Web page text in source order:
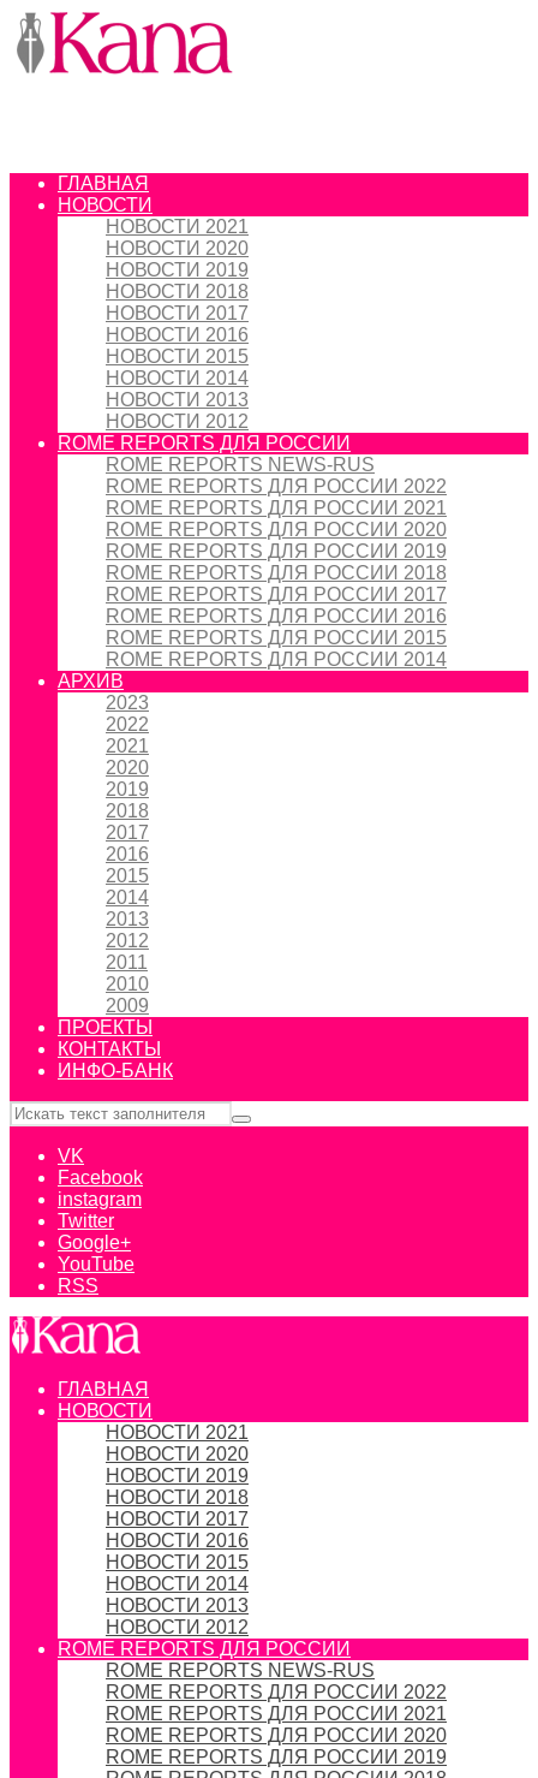
ГЛАВНАЯ
НОВОСТИ
НОВОСТИ 2021
НОВОСТИ 2020
НОВОСТИ 2019
НОВОСТИ 2018
НОВОСТИ 2017
НОВОСТИ 2016
НОВОСТИ 2015
НОВОСТИ 2014
НОВОСТИ 2013
НОВОСТИ 2012
ROME REPORTS ДЛЯ РОССИИ
ROME REPORTS NEWS-RUS
ROME REPORTS ДЛЯ РОССИИ 2022
ROME REPORTS ДЛЯ РОССИИ 2021
ROME REPORTS ДЛЯ РОССИИ 2020
ROME REPORTS ДЛЯ РОССИИ 2019
ROME REPORTS ДЛЯ РОССИИ 2018
ROME REPORTS ДЛЯ РОССИИ 2017
ROME REPORTS ДЛЯ РОССИИ 2016
ROME REPORTS ДЛЯ РОССИИ 2015
ROME REPORTS ДЛЯ РОССИИ 2014
АРХИВ
2023
2022
2021
2020
2019
2018
2017
2016
2015
2014
2013
2012
2011
2010
2009
ПРОЕКТЫ
КОНТАКТЫ
ИНФО-БАНК
VK
Facebook
instagram
Twitter
Google+
YouTube
RSS
ГЛАВНАЯ
НОВОСТИ
НОВОСТИ 2021
НОВОСТИ 2020
НОВОСТИ 2019
НОВОСТИ 2018
НОВОСТИ 2017
НОВОСТИ 2016
НОВОСТИ 2015
НОВОСТИ 2014
НОВОСТИ 2013
НОВОСТИ 2012
ROME REPORTS ДЛЯ РОССИИ
ROME REPORTS NEWS-RUS
ROME REPORTS ДЛЯ РОССИИ 2022
ROME REPORTS ДЛЯ РОССИИ 2021
ROME REPORTS ДЛЯ РОССИИ 2020
ROME REPORTS ДЛЯ РОССИИ 2019